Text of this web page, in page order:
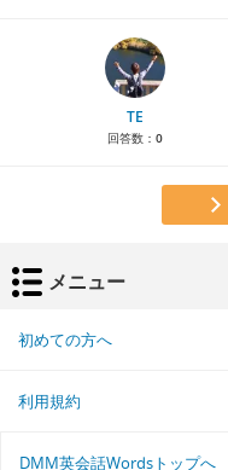
TE
回答数： 0
メニュー
初めての方へ
利用規約
DMM英会話Wordsトップへ